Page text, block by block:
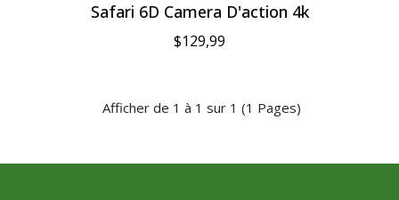
Safari 6D Camera D'action 4k
$129,99
Afficher de 1 à 1 sur 1 (1 Pages)